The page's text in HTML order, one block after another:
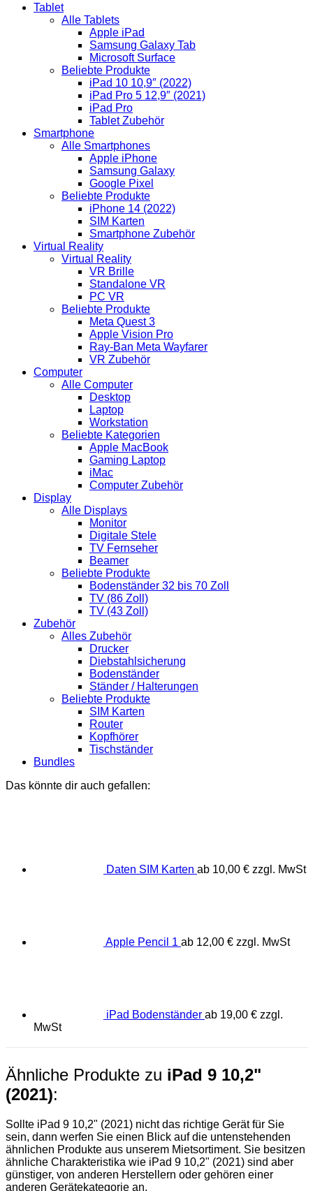
Tablet
Alle Tablets
Apple iPad
Samsung Galaxy Tab
Microsoft Surface
Beliebte Produkte
iPad 10 10,9″ (2022)
iPad Pro 5 12,9″ (2021)
iPad Pro
Tablet Zubehör
Smartphone
Alle Smartphones
Apple iPhone
Samsung Galaxy
Google Pixel
Beliebte Produkte
iPhone 14 (2022)
SIM Karten
Smartphone Zubehör
Virtual Reality
Virtual Reality
VR Brille
Standalone VR
PC VR
Beliebte Produkte
Meta Quest 3
Apple Vision Pro
Ray-Ban Meta Wayfarer
VR Zubehör
Computer
Alle Computer
Desktop
Laptop
Workstation
Beliebte Kategorien
Apple MacBook
Gaming Laptop
iMac
Computer Zubehör
Display
Alle Displays
Monitor
Digitale Stele
TV Fernseher
Beamer
Beliebte Produkte
Bodenständer 32 bis 70 Zoll
TV (86 Zoll)
TV (43 Zoll)
Zubehör
Alles Zubehör
Drucker
Diebstahlsicherung
Bodenständer
Ständer / Halterungen
Beliebte Produkte
SIM Karten
Router
Kopfhörer
Tischständer
Bundles
Das könnte dir auch gefallen:
Daten SIM Karten ab 10,00 € zzgl. MwSt
Apple Pencil 1 ab 12,00 € zzgl. MwSt
iPad Bodenständer ab 19,00 € zzgl.
MwSt
Ähnliche Produkte zu iPad 9 10,2"
(2021):
Sollte iPad 9 10,2" (2021) nicht das richtige Gerät für Sie
sein, dann werfen Sie einen Blick auf die untenstehenden
ähnlichen Produkte aus unserem Mietsortiment. Sie besitzen
ähnliche Charakteristika wie iPad 9 10,2" (2021) sind aber
günstiger, von anderen Herstellern oder gehören einer
anderen Gerätekategorie an.